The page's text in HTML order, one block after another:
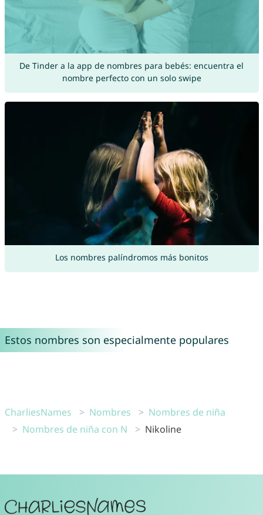
De Tinder a la app de nombres para bebés: encuentra el
nombre perfecto con un solo swipe
Los nombres palíndromos más bonitos
Estos nombres son especialmente populares
CharliesNames Nombres
Nombres de niña
Nombres de niña con N
Nikoline